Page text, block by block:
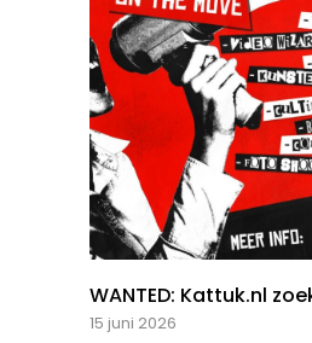
WANTED: Kattuk.nl
15 juni 2026